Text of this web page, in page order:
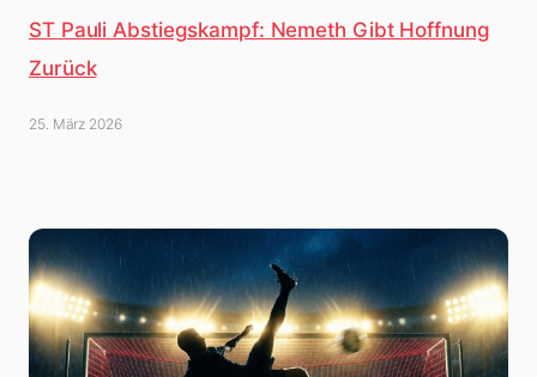
ST Pauli Abstiegskampf: Nemeth Gibt Hoffnung
Zurück
25. März 2026